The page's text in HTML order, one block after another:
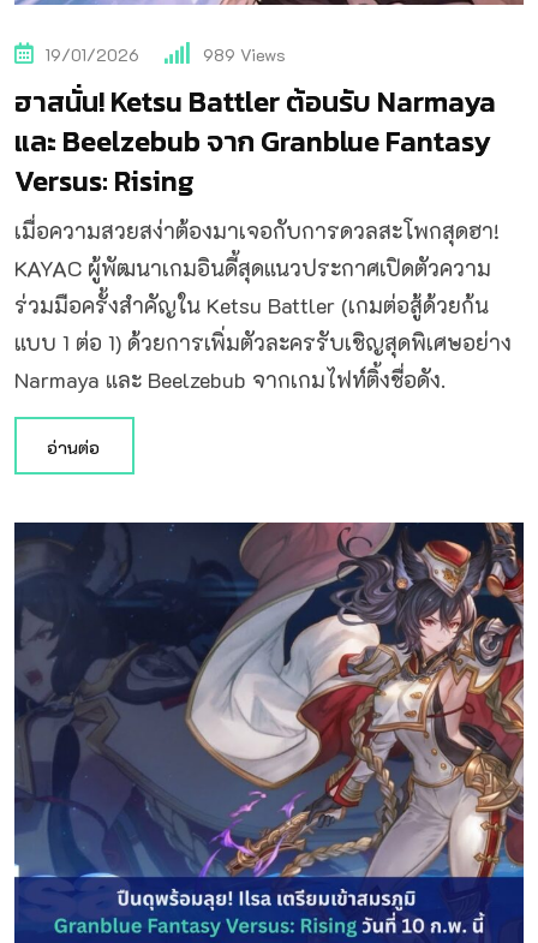
19/01/2026 989 Views
ฮาสนั่น! Ketsu Battler ต้อนรับ Narmaya
และ Beelzebub จาก Granblue Fantasy
Versus: Rising
เมื่อความสวยสง่าต้องมาเจอกับการดวลสะโพกสุดฮา!
KAYAC ผู้พัฒนาเกมอินดี้สุดแนวประกาศเปิดตัวความ
ร่วมมือครั้งสำคัญใน Ketsu Battler (เกมต่อสู้ด้วยก้น
แบบ 1 ต่อ 1) ด้วยการเพิ่มตัวละครรับเชิญสุดพิเศษอย่าง
Narmaya และ Beelzebub จากเกมไฟท์ติ้งชื่อดัง.
อ่านต่อ